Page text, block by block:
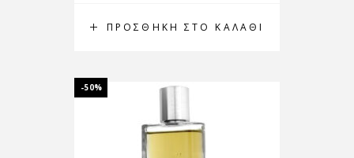
ΠΡΟΣΘΉΚΗ ΣΤΟ ΚΑΛΆΘΙ
-50%